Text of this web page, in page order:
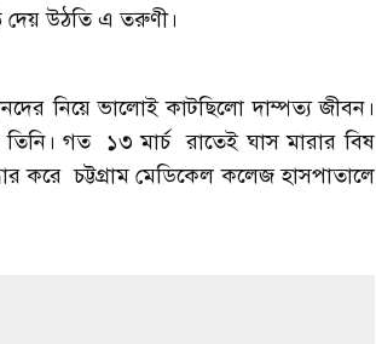
দেয় উঠতি এ তরুণী।
নিয়ে ভালোই কাটছিলো দাম্পত্য জীবন।
তিনি। গত ১৩ মার্চ রাতেই ঘাস মারার বিষ
করে চট্টগ্রাম মেডিকেল কলেজ হাসপাতালে